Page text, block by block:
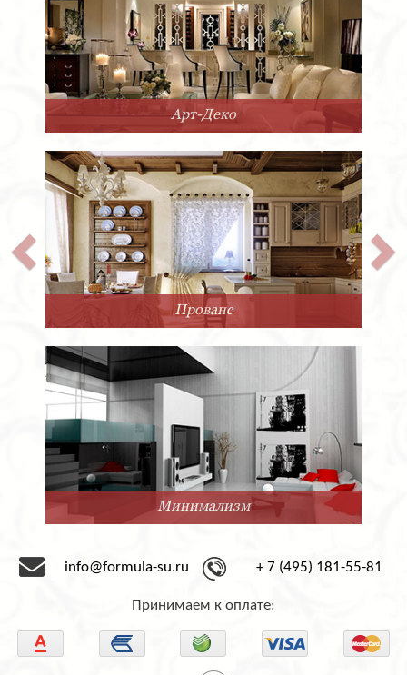
Арт-Деко
Прованс
Минимализм
info@formula-su.ru + 7 (495) 181-55-81
Принимаем к оплате: